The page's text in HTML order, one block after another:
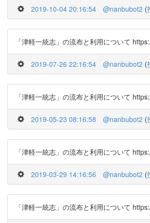
2019-10-04 20:16:54 @nanbubot2 (
「津軽一統志」の流布と利用について
2019-07-26 22:16:54 @nanbubot2 (
「津軽一統志」の流布と利用について
2019-05-23 08:16:58 @nanbubot2 (
「津軽一統志」の流布と利用について
2019-03-29 14:16:56 @nanbubot2 (
「津軽一統志」の流布と利用について